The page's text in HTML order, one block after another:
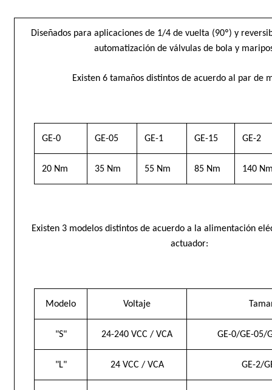
Diseñados para aplicaciones de 1/4 de vuelta (90º) y
automatización de válvulas de bola y
Existen 6 tamaños distintos de acuerdo al par de
GE-0 GE-05 GE-1 GE-15 GE-2
20 Nm 35 Nm 55 Nm 85 Nm 140
Existen 3 modelos distintos de acuerdo a la alimentación
actuador:
Modelo Voltaje
"S" 24-240 VCC / VCA GE-0/GE-05/
"L" 24 VCC / VCA GE-2/